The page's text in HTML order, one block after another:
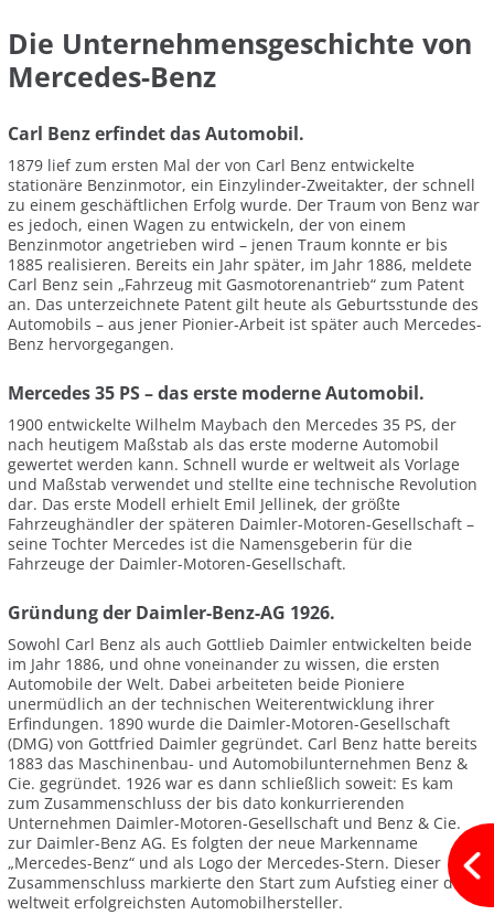
Die Unternehmensgeschichte von
Mercedes-Benz
Carl Benz erfindet das Automobil.
1879 lief zum ersten Mal der von Carl Benz entwickelte
stationäre Benzinmotor, ein Einzylinder-Zweitakter, der schnell
zu einem geschäftlichen Erfolg wurde. Der Traum von Benz war
es jedoch, einen Wagen zu entwickeln, der von einem
Benzinmotor angetrieben wird – jenen Traum konnte er bis
1885 realisieren. Bereits ein Jahr später, im Jahr 1886, meldete
Carl Benz sein „Fahrzeug mit Gasmotorenantrieb“ zum Patent
an. Das unterzeichnete Patent gilt heute als Geburtsstunde des
Automobils – aus jener Pionier-Arbeit ist später auch Mercedes-
Benz hervorgegangen.
Mercedes 35 PS – das erste moderne Automobil.
1900 entwickelte Wilhelm Maybach den Mercedes 35 PS, der
nach heutigem Maßstab als das erste moderne Automobil
gewertet werden kann. Schnell wurde er weltweit als Vorlage
und Maßstab verwendet und stellte eine technische Revolution
dar. Das erste Modell erhielt Emil Jellinek, der größte
Fahrzeughändler der späteren Daimler-Motoren-Gesellschaft –
seine Tochter Mercedes ist die Namensgeberin für die
Fahrzeuge der Daimler-Motoren-Gesellschaft.
Gründung der Daimler-Benz-AG 1926.
Sowohl Carl Benz als auch Gottlieb Daimler entwickelten beide
im Jahr 1886, und ohne voneinander zu wissen, die ersten
Automobile der Welt. Dabei arbeiteten beide Pioniere
unermüdlich an der technischen Weiterentwicklung ihrer
Erfindungen. 1890 wurde die Daimler-Motoren-Gesellschaft
(DMG) von Gottfried Daimler gegründet. Carl Benz hatte bereits
1883 das Maschinenbau- und Automobilunternehmen Benz &
Cie. gegründet. 1926 war es dann schließlich soweit: Es kam
zum Zusammenschluss der bis dato konkurrierenden
Unternehmen Daimler-Motoren-Gesellschaft und Benz & Cie.
zur Daimler-Benz AG. Es folgten der neue Markenname
„Mercedes-Benz“ und als Logo der Mercedes-Stern. Dieser
Zusammenschluss markierte den Start zum Aufstieg einer der
weltweit erfolgreichsten Automobilhersteller.